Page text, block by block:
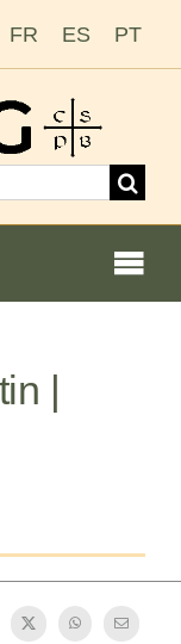
FR ES PT
|